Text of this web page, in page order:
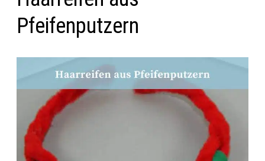
Pfeifenputzern